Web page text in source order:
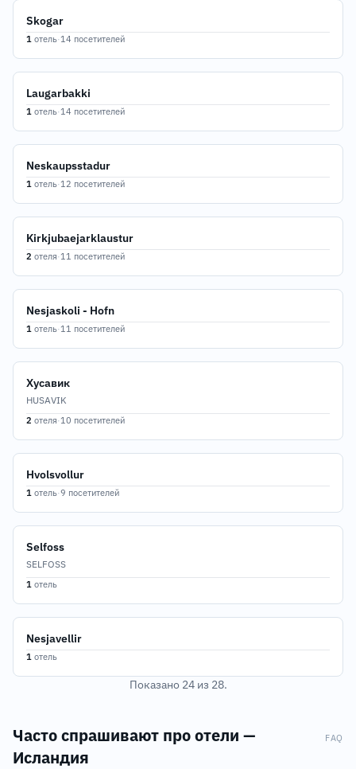
1
Skogar
1 отель·14 посетителей
Laugarbakki
1 отель·14 посетителей
Neskaupsstadur
1 отель·12 посетителей
Kirkjubaejarklaustur
2 отеля·11 посетителей
Nesjaskoli - Hofn
1 отель·11 посетителей
Хусавик
HUSAVIK
2 отеля·10 посетителей
Hvolsvollur
1 отель·9 посетителей
Selfoss
SELFOSS
1 отель
Nesjavellir
1 отель
Показано 24 из 28.
Часто спрашивают про отели —
Исландия
FAQ